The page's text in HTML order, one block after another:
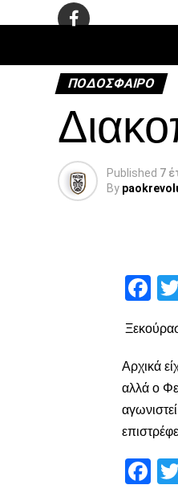
ΠΟΔΌΣΦΑΙΡΟ
Published 7
By
Αρχικά
αλλά ο